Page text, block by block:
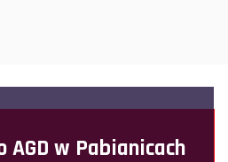
AGD w Pabianicach